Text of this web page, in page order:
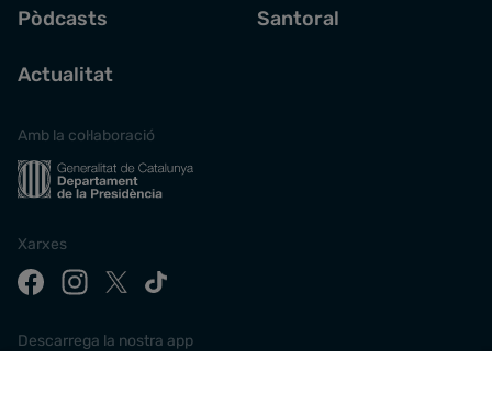
Pòdcasts
Actualitat
Santoral
Amb la col·laboració
Xarxes
Descarrega la nostra app